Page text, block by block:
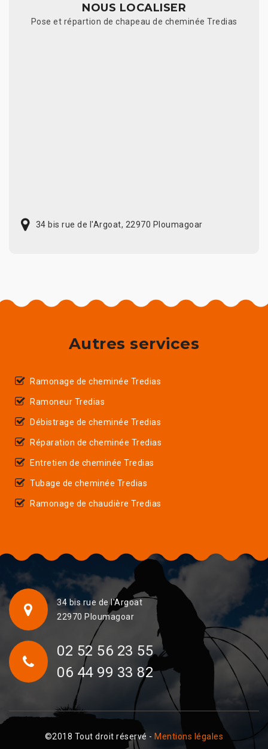
NOUS LOCALISER
Pose et répartion de chapeau de cheminée Tredias
34 bis rue de l'Argoat, 22970 Ploumagoar
Autres services
Ramonage de cheminée Tredias
Ramoneur Tredias
Débistrage de cheminée Tredias
Réparation de cheminée Tredias
Entretien de cheminée Tredias
Tubage de cheminée Tredias
Ramonage de chaudière Tredias
34 bis rue de l'Argoat
22970 Ploumagoar
02 52 56 23 55
06 44 99 33 82
©2018 Tout droit réservé - Mentions légales